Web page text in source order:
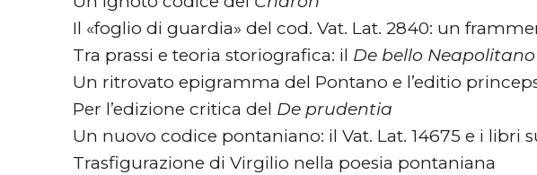
Il «foglio di guardia» del cod. Vat. Lat. 2840: un
Tra prassi e teoria storiografica: il De bello Neapolitano
Un ritrovato epigramma del Pontano e l’editio
Per l’edizione critica del De prudentia
Un nuovo codice pontaniano: il Vat. Lat. 14675 e i libri
Trasfigurazione di Virgilio nella poesia pontaniana